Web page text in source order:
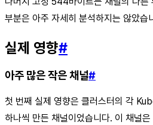
부분은 아주 자세히 분석하지는 않았습
실제 영향#
아주 많은 작은 채널#
첫 번째 실제 영향은 클러스터의 각
하나씩 만든 채널이었습니다. 이 채널